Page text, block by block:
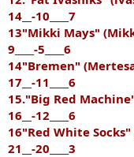
14__-10____7
13"Mikki Mays" (Mikki
9____-5____6
14"Bremen"
17__-11____6
15."Big Red Machine"
16__-12____6
16"Red White Socks"
21__-20____3